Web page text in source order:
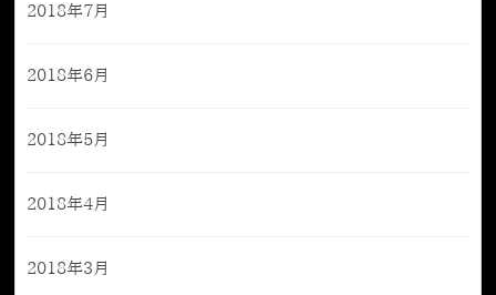
2018年7月
2018年6月
2018年5月
2018年4月
2018年3月